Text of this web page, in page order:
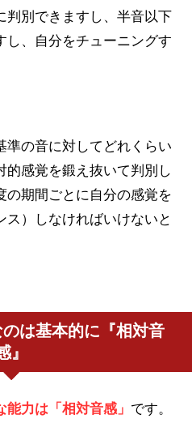
判別できますし、半音以下
し、自分をチューニングす
準の音に対してどれくらい
感覚を鍛え抜いて判別し
の期間ごとに自分の感覚を
）しなければいけないと
は基本的に『相対音
』
力は「相対音感」 です。